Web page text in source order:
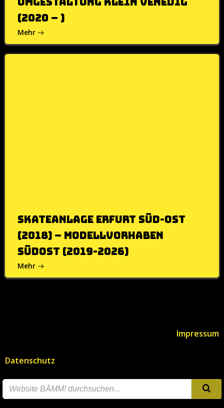
(2020 – )
Mehr
Skateanlage Erfurt Süd-Ost
(2018) – Modellvorhaben
Südost (2019-2026)
Mehr
Impressum
Datenschutz